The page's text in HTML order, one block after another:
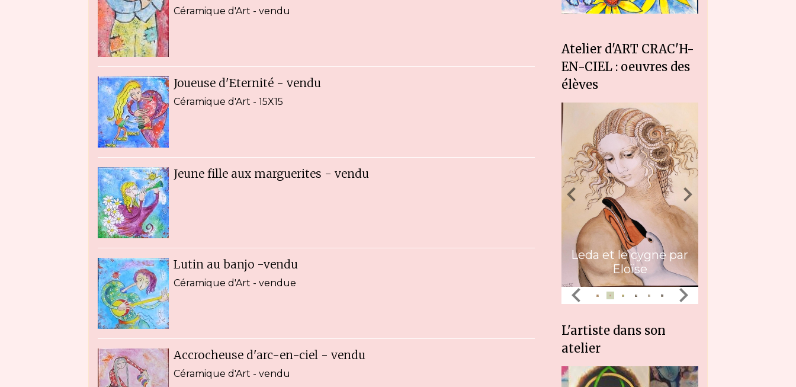
Céramique d'Art - vendu
Joueuse d'Eternité - vendu
Céramique d'Art - 15X15
Jeune fille aux marguerites - vendu
Lutin au banjo -vendu
Céramique d'Art - vendue
Accrocheuse d'arc-en-ciel - vendu
Céramique d'Art - vendu
Atelier d'ART CRAC'H-
EN-CIEL : oeuvres des
élèves
Leda et le cygne par
Eloïse
L'artiste dans son
atelier